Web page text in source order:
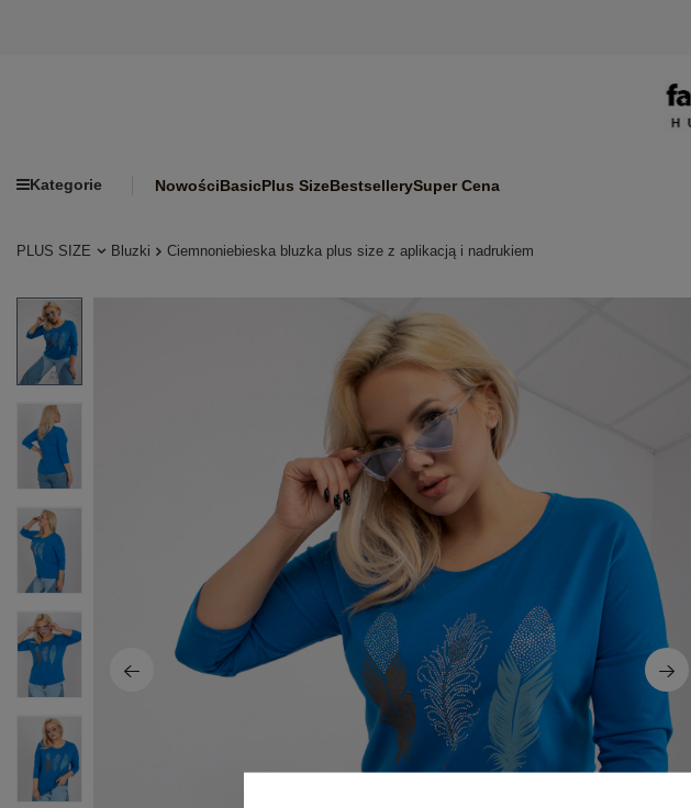
Kategorie NowościBasicPlus SizeBestsellerySuper Cena
PLUS SIZE Bluzki Ciemnoniebieska bluzka plus size z aplikacją i nadrukiem